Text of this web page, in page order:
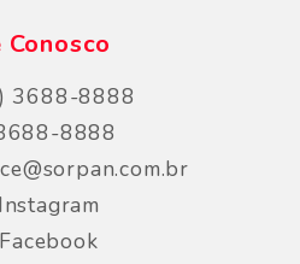
Conosco
3688-8888
8888
Instagram
Facebook